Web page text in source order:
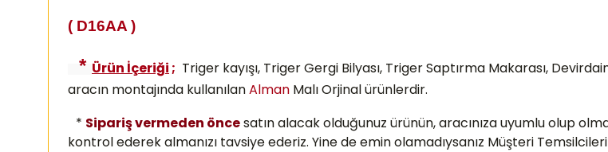
( D16AA )
* Ürün İçeriği ; Triger kayışı, Triger Gergi Bilyası, Triger Saptırma Makarası,
aracın montajında kullanılanAlman MalıOrjinal ürünlerdir.
* Sipariş vermeden öncesatın alacak olduğunuz ürünün, aracınıza uyumlu olup
kontrol ederek almanızı tavsiye ederiz. Yine de emin olamadıysanız Müşteri